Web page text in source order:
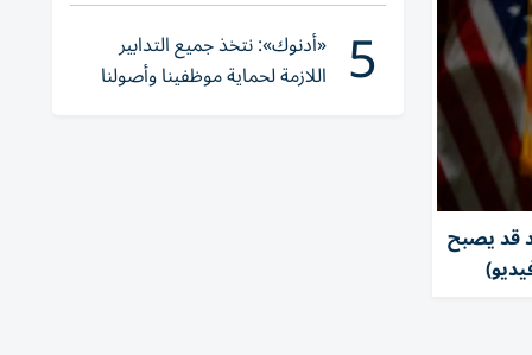
قد يصبح
5 «أدنوك»: نتخذ جميع التدابير
اللازمة لحماية موظفينا وأصولنا